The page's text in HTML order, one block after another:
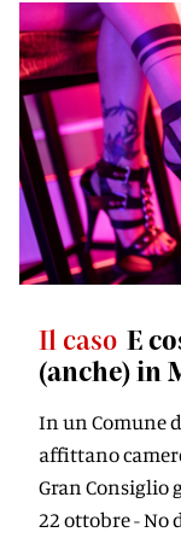
Il caso E
(anche) in
In un Comune
affittano
Gran Consiglio
22 ottobre - No